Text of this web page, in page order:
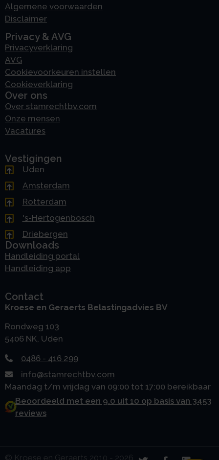
Algemene voorwaarden
Disclaimer
Privacy & AVG
Privacyverklaring
AVG
Cookievoorkeuren instellen
Cookieverklaring
Over ons
Over stamrechtbv.com
Onze mensen
Vacatures
Vestigingen
Uden
Amsterdam
Rotterdam
's-Hertogenbosch
Driebergen
Downloads
Handleiding portal
Handleiding app
Contact
Kroese en Geraerts Belastingadvies BV
Rondweg 103
5406 NK, Uden
0486 - 416 299
info@stamrechtbv.com
Maandag t/m vrijdag van 09:00 tot 17:00 bereikbaar
Beoordeeld met een 9.0 uit 10 op basis van 3453
reviews
© Kroese en Geraerts 2010 - 2026